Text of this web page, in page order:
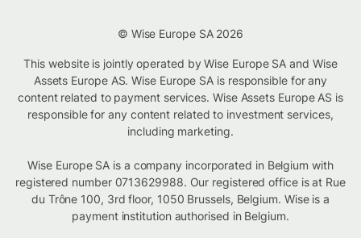
© Wise Europe SA 2026
This website is jointly operated by Wise Europe SA and Wise
Assets Europe AS. Wise Europe SA is responsible for any
content related to payment services. Wise Assets Europe AS is
responsible for any content related to investment services,
including marketing.
Wise Europe SA is a company incorporated in Belgium with
registered number 0713629988. Our registered office is at Rue
du Trône 100, 3rd floor, 1050 Brussels, Belgium. Wise is a
payment institution authorised in Belgium.